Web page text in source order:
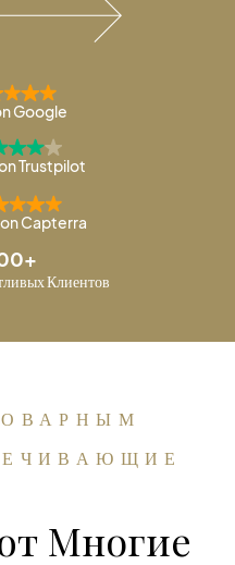
Google
Trustpilot
Capterra
Клиентов
Многие